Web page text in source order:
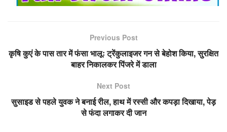
Previous Post
कृषि कुएं के पास तार में फंसा भालूः ट्रेंकुलाइजर गन से बेहोश किया, सुरक्षित
बाहर निकालकर पिंजरे में डाला
Next Post
सुसाइड से पहले युवक ने बनाई रील, हाथ में रस्सी और कपड़ा दिखाया, पेड़
से फंदा लगाकर दी जान